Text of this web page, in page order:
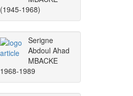
(1945-1968)
Serigne
Abdoul Ahad
MBACKE
1968-1989